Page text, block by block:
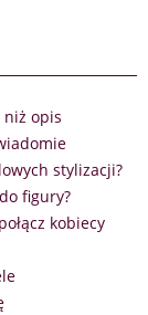
niż opis
stylizacji?
figury?
kobiecy